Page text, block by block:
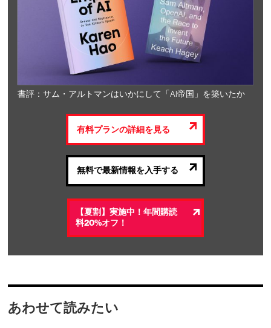
書評：サム・アルトマンはいかにして「AI帝国」を築いたか
有料プランの詳細を見る
無料で最新情報を入手する
【夏割】実施中！年間購読
料20%オフ！
あわせて読みたい